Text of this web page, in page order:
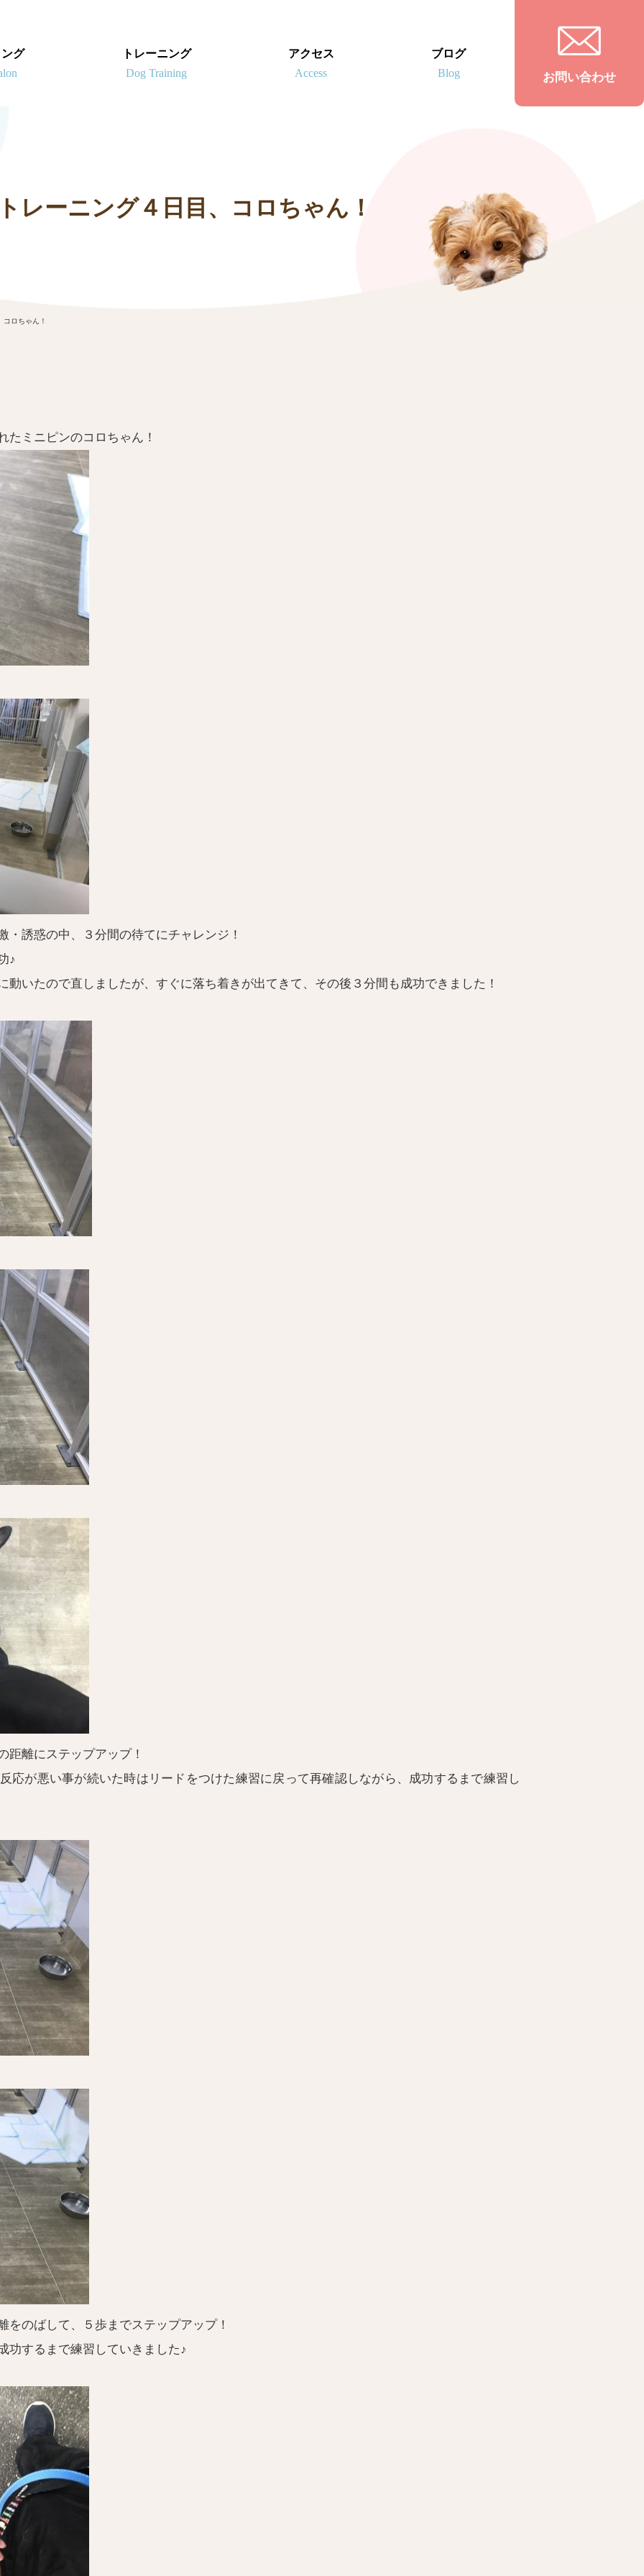
グ トレーニング アクセス ブログ
お問い合わせ
レーニング４日目、コロちゃん！
ロちゃん！
たミニピンのコロちゃん！
誘惑の中、３分間の待てにチャレンジ！
♪
動いたので直しましたが、すぐに落ち着きが出てきて、その後３分間も成功できました！
距離にステップアップ！
応が悪い事が続いた時はリードをつけた練習に戻って再確認しながら、成功するまで練習し
のばして、５歩までステップアップ！
功するまで練習していきました♪